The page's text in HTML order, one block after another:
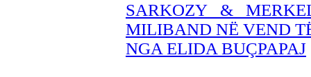
SARKOZY &
MILIBAND NË VEND
NGA ELIDA BUÇPAPAJ